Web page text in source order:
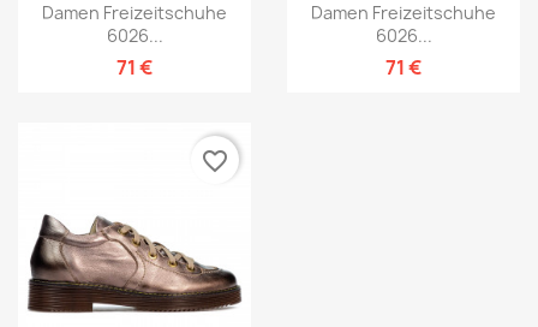
Damen Freizeitschuhe
6026...
71 €
Damen Freizeitschuhe
6026...
71 €
favorite_border